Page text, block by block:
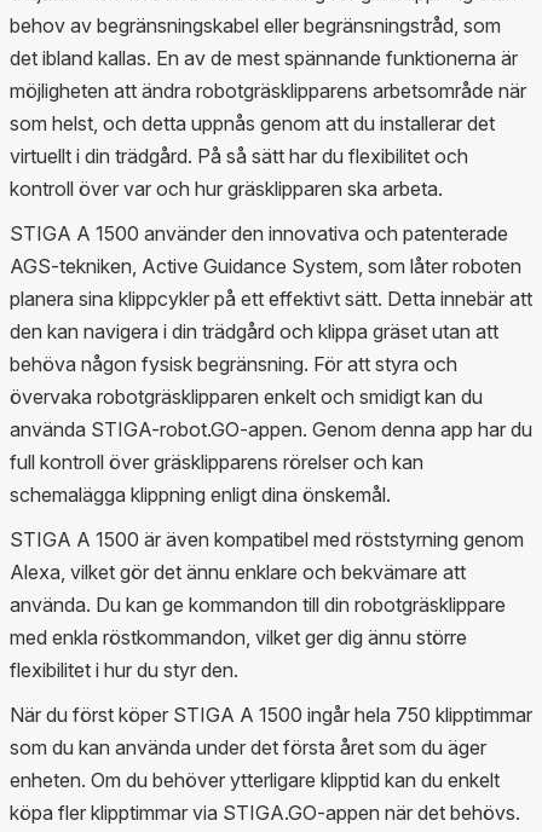
behov av begränsningskabel eller begränsningstråd, som
det ibland kallas. En av de mest spännande funktionerna är
möjligheten att ändra robotgräsklipparens arbetsområde när
som helst, och detta uppnås genom att du installerar det
virtuellt i din trädgård. På så sätt har du flexibilitet och
kontroll över var och hur gräsklipparen ska arbeta.
STIGA A 1500 använder den innovativa och patenterade
AGS-tekniken, Active Guidance System, som låter roboten
planera sina klippcykler på ett effektivt sätt. Detta innebär att
den kan navigera i din trädgård och klippa gräset utan att
behöva någon fysisk begränsning. För att styra och
övervaka robotgräsklipparen enkelt och smidigt kan du
använda STIGA-robot.GO-appen. Genom denna app har du
full kontroll över gräsklipparens rörelser och kan
schemalägga klippning enligt dina önskemål.
STIGA A 1500 är även kompatibel med röststyrning genom
Alexa, vilket gör det ännu enklare och bekvämare att
använda. Du kan ge kommandon till din robotgräsklippare
med enkla röstkommandon, vilket ger dig ännu större
flexibilitet i hur du styr den.
När du först köper STIGA A 1500 ingår hela 750 klipptimmar
som du kan använda under det första året som du äger
enheten. Om du behöver ytterligare klipptid kan du enkelt
köpa fler klipptimmar via STIGA.GO-appen när det behövs.